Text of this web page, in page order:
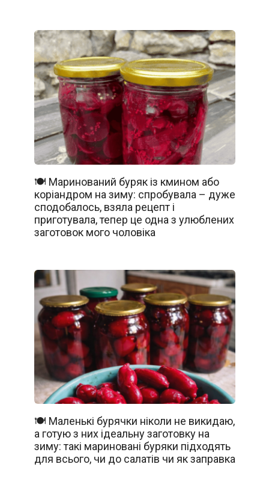
🍽️ Маринований буряк із кмином або
коріандром на зиму: спробувала – дуже
сподобалось, взяла рецепт і
приготувала, тепер це одна з улюблених
заготовок мого чоловіка
🍽️ Маленькі бурячки ніколи не викидаю,
а готую з них ідеальну заготовку на
зиму: такі мариновані буряки підходять
для всього, чи до салатів чи як заправка